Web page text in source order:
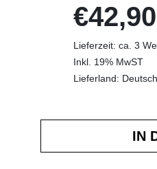
€42,90
Lieferzeit: ca. 3
Inkl. 19% MwST
Lieferland: